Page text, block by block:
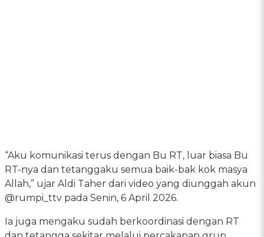
“Aku komunikasi terus dengan Bu RT, luar biasa Bu
RT-nya dan tetanggaku semua baik-bak kok masya
Allah,” ujar Aldi Taher dari video yang diunggah akun
@rumpi_ttv pada Senin, 6 April 2026.
Ia juga mengaku sudah berkoordinasi dengan RT